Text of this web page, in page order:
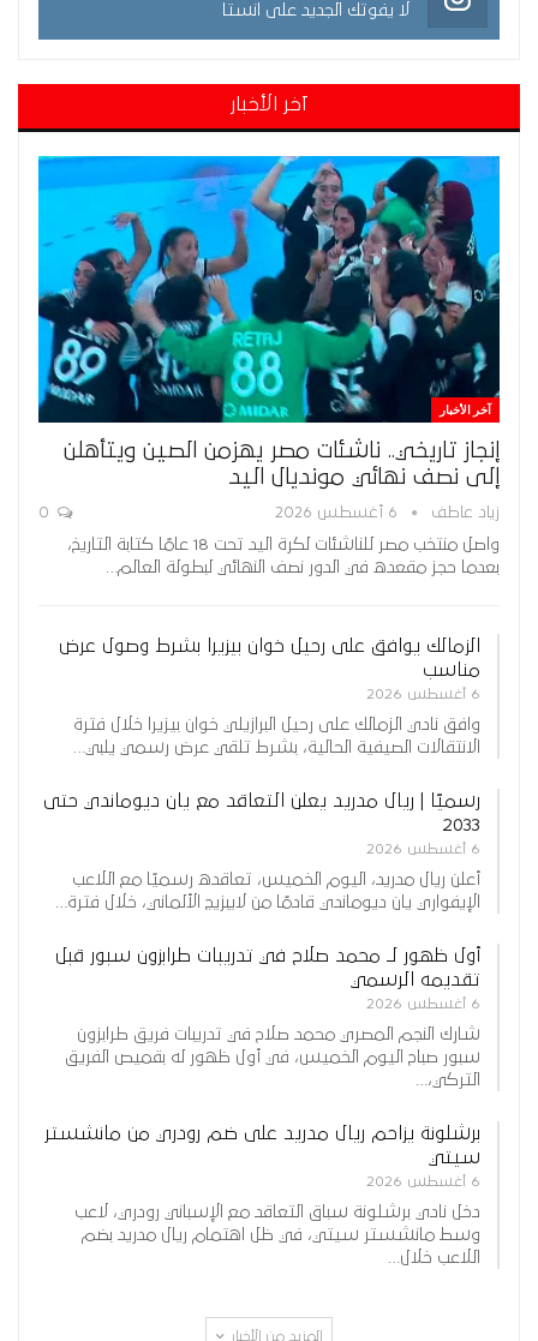
لا يفوتك الجديد على انستا
آخر الأخبار
آخر الأخبار
إنجاز تاريخي.. ناشئات مصر يهزمن الصين ويتأهلن
إلى نصف نهائي مونديال اليد
زياد عاطف 6 أغسطس 2026
واصل منتخب مصر للناشئات لكرة اليد تحت 18 عامًا كتابة التاريخ،
بعدما حجز مقعده في الدور نصف النهائي لبطولة العالم…
الزمالك يوافق على رحيل خوان بيزيرا بشرط وصول عرض
مناسب
6 أغسطس 2026
وافق نادي الزمالك على رحيل البرازيلي خوان بيزيرا خلال فترة
الانتقالات الصيفية الحالية، بشرط تلقي عرض رسمي يلبي…
رسميًا | ريال مدريد يعلن التعاقد مع يان ديوماندي حتى
2033
6 أغسطس 2026
أعلن ريال مدريد، اليوم الخميس، تعاقده رسميًا مع اللاعب
الإيفواري يان ديوماندي قادمًا من لايبزيج الألماني، خلال فترة…
أول ظهور لـ محمد صلاح في تدريبات طرابزون سبور قبل
تقديمه الرسمي
6 أغسطس 2026
شارك النجم المصري محمد صلاح في تدريبات فريق طرابزون
سبور صباح اليوم الخميس، في أول ظهور له بقميص الفريق
التركي،…
برشلونة يزاحم ريال مدريد على ضم رودري من مانشستر
سيتي
6 أغسطس 2026
دخل نادي برشلونة سباق التعاقد مع الإسباني رودري، لاعب
وسط مانشستر سيتي، في ظل اهتمام ريال مدريد بضم
اللاعب خلال…
المزيد من الأخبار